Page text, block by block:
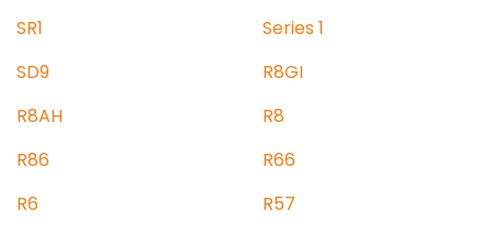
SR1
Series 1
SD9
R8GI
R8AH
R8
R86
R66
R6
R57